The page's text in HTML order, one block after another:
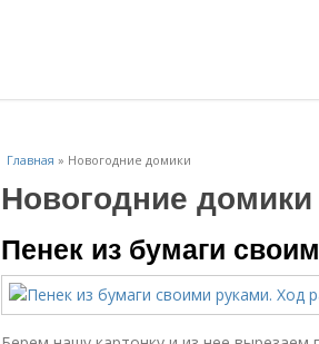
Главная » Новогодние домики
Новогодние домики
Пенек из бумаги